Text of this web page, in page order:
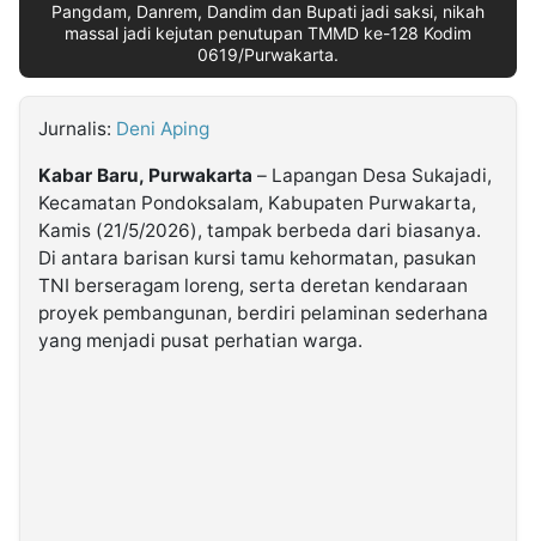
Kabarbaru.co
Kabarbaru
Pangdam, Danrem, Dandim dan Bupati jadi saksi, nikah
massal jadi kejutan penutupan TMMD ke-128 Kodim
0619/Purwakarta.
Jurnalis: Deni Aping
Kabar Baru, Purwakarta – Lapangan Desa Sukajadi,
Kecamatan Pondoksalam, Kabupaten Purwakarta,
Kamis (21/5/2026), tampak berbeda dari biasanya.
Di antara barisan kursi tamu kehormatan, pasukan
TNI berseragam loreng, serta deretan kendaraan
proyek pembangunan, berdiri pelaminan sederhana
yang menjadi pusat perhatian warga.